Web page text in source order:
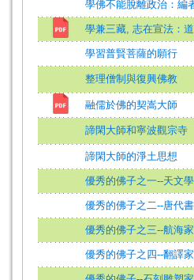
學佛不能脫離政治：編
學兼三藏, 志在宣法：
學習普賢菩薩的願行
整理僧制與復興佛教
融儒於佛的契嵩大師
諦閑大師和寧波觀宗寺
諦閑大師的淨土思想
優秀的佛子之一--天文
優秀的佛子之二--唐代
優秀的佛子之三--航海
優秀的佛子之四--翻譯